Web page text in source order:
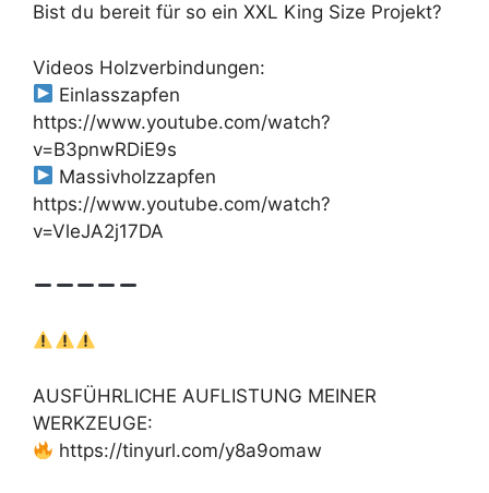
Bist du bereit für so ein XXL King Size Projekt?
Videos Holzverbindungen:
Einlasszapfen
https://www.youtube.com/watch?
v=B3pnwRDiE9s
Massivholzzapfen
https://www.youtube.com/watch?
v=VleJA2j17DA
AUSFÜHRLICHE AUFLISTUNG MEINER
WERKZEUGE:
https://tinyurl.com/y8a9omaw